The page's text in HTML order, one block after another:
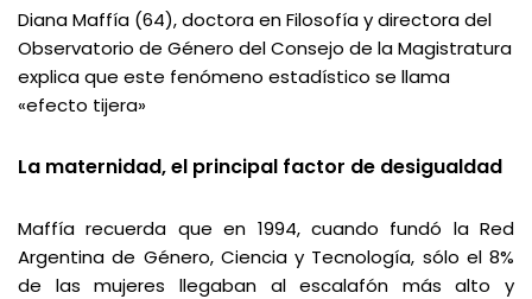
Diana Maffía (64), doctora en Filosofía y directora del
Observatorio de Género del Consejo de la Magistratura
explica que este fenómeno estadístico se llama
«efecto tijera»
La maternidad, el principal factor de desigualdad
Maffía recuerda que en 1994, cuando fundó la Red
Argentina de Género, Ciencia y Tecnología, sólo el 8%
de las mujeres llegaban al escalafón más alto y